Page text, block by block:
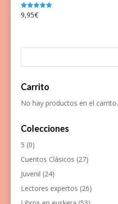
Valorado
con
9,95€
Carrito
No hay productos en el carrito.
Colecciones
5 (0)
Cuentos Clásicos (27)
Juvenil (24)
Lectores expertos (26)